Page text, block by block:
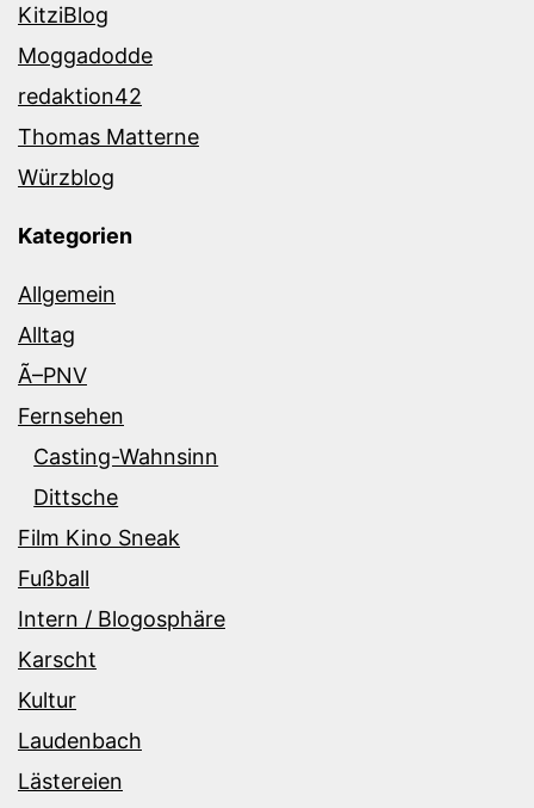
KitziBlog
Moggadodde
redaktion42
Thomas Matterne
Würzblog
Kategorien
Allgemein
Alltag
Ã–PNV
Fernsehen
Casting-Wahnsinn
Dittsche
Film Kino Sneak
Fußball
Intern / Blogosphäre
Karscht
Kultur
Laudenbach
Lästereien